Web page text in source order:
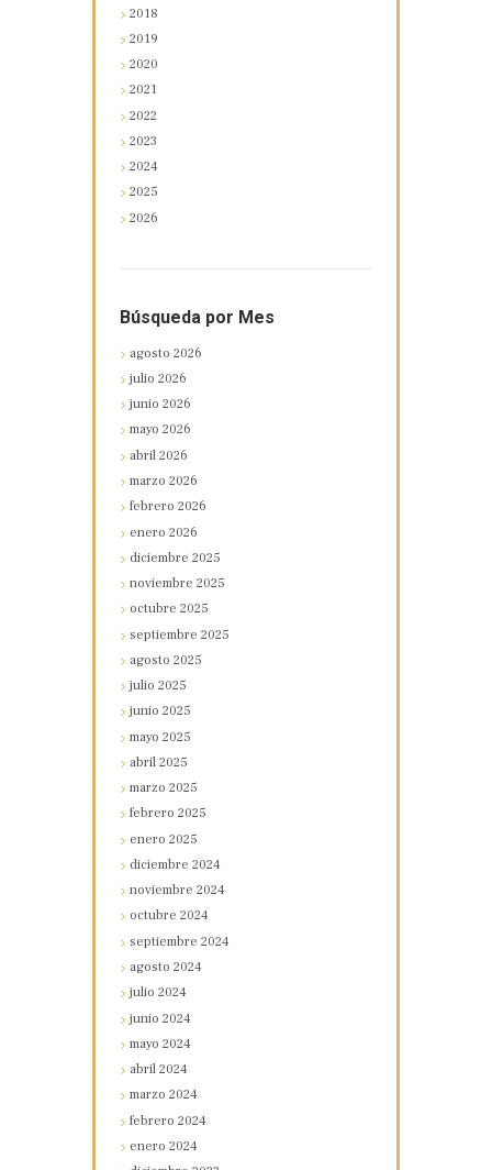
2018
2019
2020
2021
2022
2023
2024
2025
2026
Búsqueda por Mes
agosto2026
julio2026
junio2026
mayo2026
abril2026
marzo2026
febrero2026
enero2026
diciembre2025
noviembre2025
octubre2025
septiembre2025
agosto2025
julio2025
junio2025
mayo2025
abril2025
marzo2025
febrero2025
enero2025
diciembre2024
noviembre2024
octubre2024
septiembre2024
agosto2024
julio2024
junio2024
mayo2024
abril2024
marzo2024
febrero2024
enero2024